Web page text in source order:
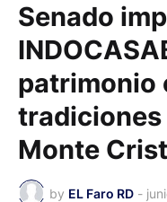
Senado
patrimonio
tradiciones
Monte
by EL Faro RD -